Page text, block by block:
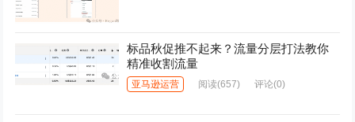
标品秋促推不起来？流量分层打法教你
精准收割流量
亚马逊运营 阅读(657) 评论(0)